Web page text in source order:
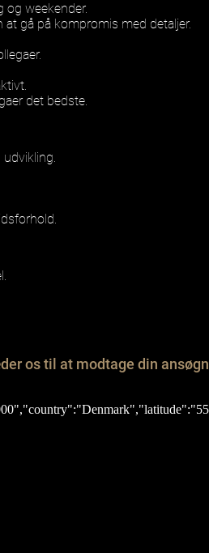
og weekender.
gå på kompromis med detaljer.
det bedste.
os til at modtage din